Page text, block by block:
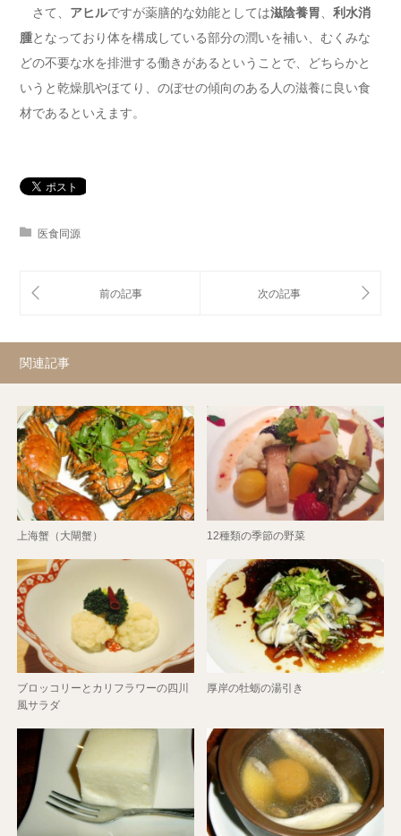
さて、 アヒルですが薬膳的な効能としては滋陰養胃
利水消
腫となっており体を構成している部分の潤いを補い、むくみな
どの不要な水を排泄する働きがあるということで、どちらかと
いうと乾燥肌やほてり、のぼせの傾向のある人の滋養に良い食
材であるといえます。
医食同源
関連記事
上海蟹（大閘蟹） 12種類の季節の野菜
ブロッコリーとカリフラワーの四川
風サラダ
厚岸の牡蛎の湯引き